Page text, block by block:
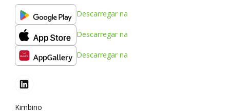
Descarregar na
Descarregar na
Descarregar na
Kimbino